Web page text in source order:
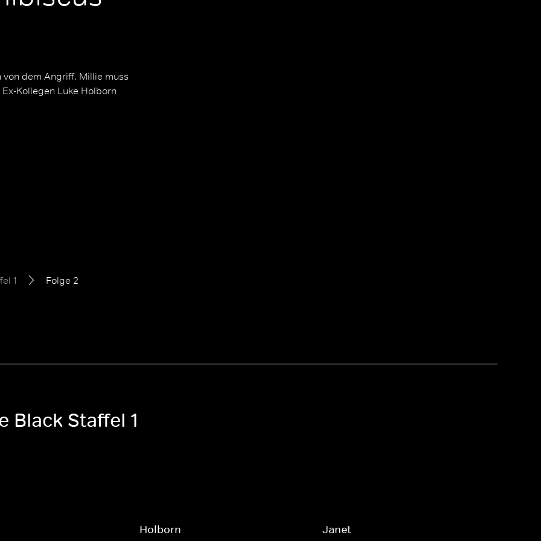
dem Angriff. Millie muss
Kollegen Luke Holborn
1 Folge 2
Black Staffel 1
Holborn Janet